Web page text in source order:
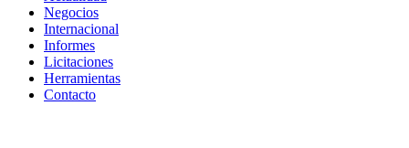
Negocios
Internacional
Informes
Licitaciones
Herramientas
Contacto